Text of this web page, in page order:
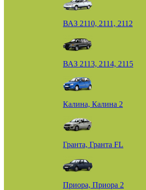
ВАЗ 2110, 2111, 2112
ВАЗ 2113, 2114, 2115
Калина, Калина 2
Гранта, Гранта FL
Приора, Приора 2